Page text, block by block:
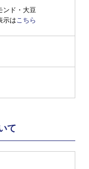
ンド・大豆
示は こちら
て